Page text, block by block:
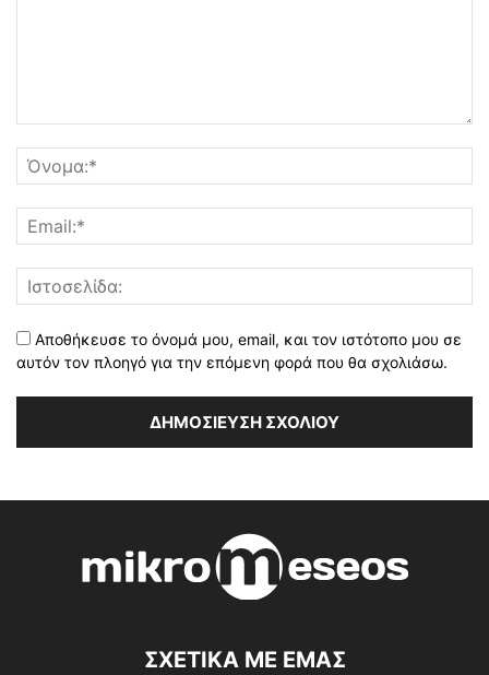
Αποθήκευσε το όνομά μου, email, και τον ιστότοπο μου σε
αυτόν τον πλοηγό για την επόμενη φορά που θα σχολιάσω.
ΣΧΕΤΙΚΑ ΜΕ ΕΜΑΣ